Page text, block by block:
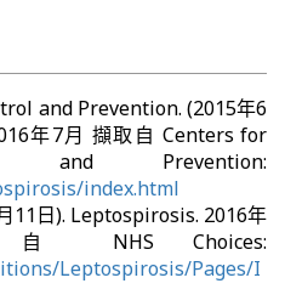
and Prevention. (2015年6
年7月 擷取自 Centers for
and Prevention:
index.html
11日). Leptospirosis. 2016年
Choices:
Leptospirosis/Pages/I